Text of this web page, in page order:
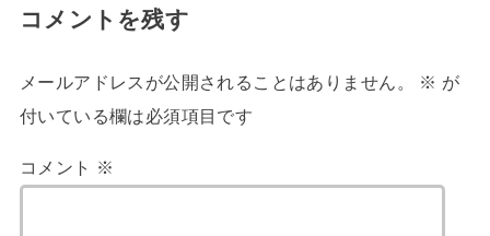
コメントを残す
メールアドレスが公開されることはありません。 ※ が
付いている欄は必須項目です
コメント ※